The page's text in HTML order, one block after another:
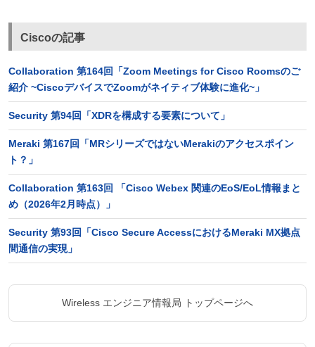
Ciscoの記事
Collaboration 第164回「Zoom Meetings for Cisco Roomsのご
紹介 ~CiscoデバイスでZoomがネイティブ体験に進化~」
Security 第94回「XDRを構成する要素について」
Meraki 第167回「MRシリーズではないMerakiのアクセスポイン
ト？」
Collaboration 第163回 「Cisco Webex 関連のEoS/EoL情報まと
め（2026年2月時点）」
Security 第93回「Cisco Secure AccessにおけるMeraki MX拠点
間通信の実現」
Wireless エンジニア情報局 トップページへ